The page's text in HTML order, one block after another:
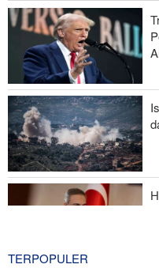
Brigjen Akrami Nia: Artesh
Foreign Policy: Riyadh
Kebijakan Ini Gagal
Brigjen Ebnolreza:
Impor Mana Pun di Kawasan
Mengapa AS Nyaris
Iran?
TERPOPULER